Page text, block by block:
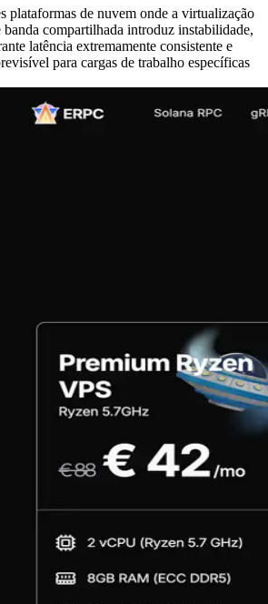
plataformas de nuvem onde a virtualização
banda compartilhada introduz instabilidade,
latência extremamente consistente e
para cargas de trabalho específicas